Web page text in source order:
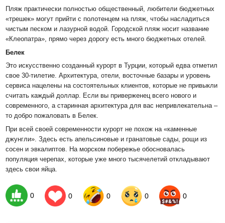
Пляж практически полностью общественный, любители бюджетных
«трешек» могут прийти с полотенцем на пляж, чтобы насладиться
чистым песком и лазурной водой. Городской пляж носит название
«Клеопатра», прямо через дорогу есть много бюджетных отелей.
Белек
Это искусственно созданный курорт в Турции, который едва отметил
свое 30-тилетие. Архитектура, отели, восточные базары и уровень
сервиса нацелены на состоятельных клиентов, которые не привыкли
считать каждый доллар. Если вы приверженец всего нового и
современного, а старинная архитектура для вас непривлекательна –
то добро пожаловать в Белек.
При всей своей современности курорт не похож на «каменные
джунгли». Здесь есть апельсиновые и гранатовые сады, рощи из
сосен и эвкалиптов. На морском побережье обосновалась
популяция черепах, которые уже много тысячелетий откладывают
здесь свои яйца.
0 0 0 0 0